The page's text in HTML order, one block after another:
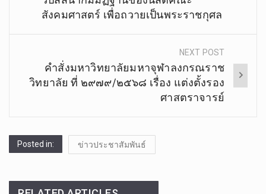
สังคมศาสตร์ เพื่อถวายเป็นพระราชกุศล
NEXT POST
คำสั่งมหาวิทยาลัยมหาจุฬาลงกรณราช
วิทยาลัย ที่ ๒๙๗๙/๒๕๖๘ เรื่อง แต่งตั้งรอง
ศาสตราจารย์
Posted in: ข่าวประชาสัมพันธ์